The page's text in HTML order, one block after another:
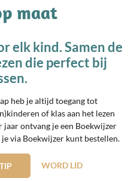
maat
elk kind. Samen de
die perfect bij
heb je altijd toegang tot
of klas aan het lezen
jaar ontvang je een Boekwijzer
via Boekwijzer kunt bestellen.
WORD LID